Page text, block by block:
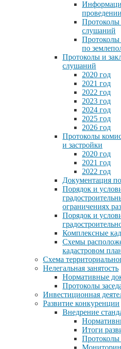
Протоколы
слушаний
Протоколы
по
Протоколы и
слушаний
2020 год
2021 год
2022 год
2023 год
2024 год
2025 год
2026 год
Протоколы
и застройки
2020 год
2021 год
2022 год
Документация
Порядок и
ограничениях
Порядок и
Комплексные
Схемы
кадастровом
Схема
Нелегальная занятость
Нормативные
Протоколы
Инвестиционная
Развитие конкуренции
Внедрение
Итоги
Протоколы